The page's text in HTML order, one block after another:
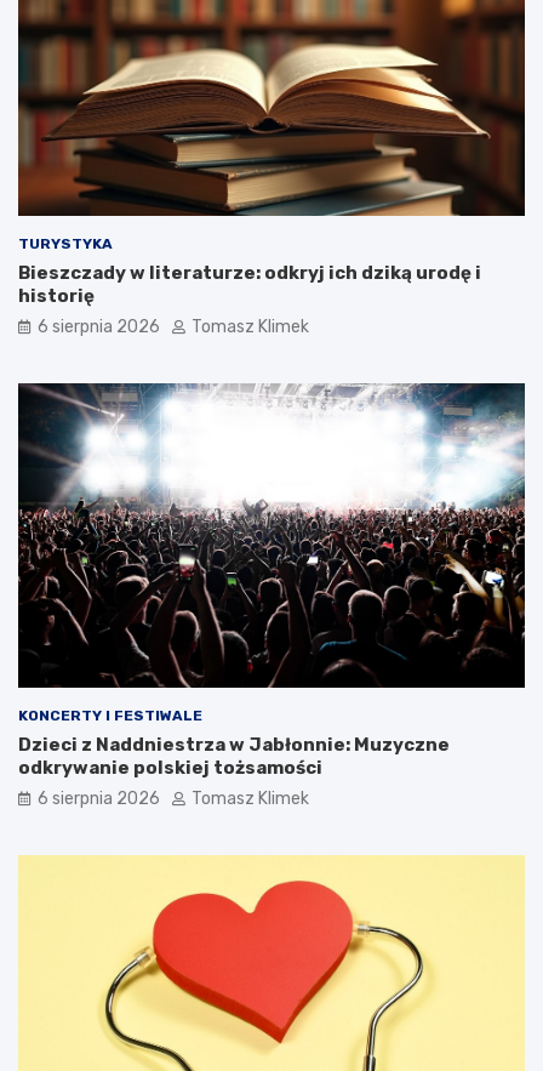
TURYSTYKA
Bieszczady w literaturze: odkryj ich dziką urodę i
historię
6 sierpnia 2026 Tomasz Klimek
KONCERTY I FESTIWALE
Dzieci z Naddniestrza w Jabłonnie: Muzyczne
odkrywanie polskiej tożsamości
6 sierpnia 2026 Tomasz Klimek